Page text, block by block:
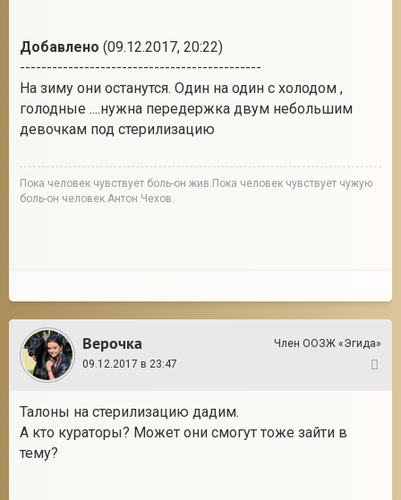
Добавлено (09.12.2017, 20:22)
---------------------------------------------
На зиму они останутся. Один на один с холодом ,
голодные ....нужна передержка двум небольшим
девочкам под стерилизацию
Пока человек чувствует боль-он жив.Пока человек чувствует чужую
боль-он человек.Антон Чехов.
Верочка
Член ООЗЖ «Эгида»
09.12.2017 в 23:47
Талоны на стерилизацию дадим.
А кто кураторы? Может они смогут тоже зайти в
тему?